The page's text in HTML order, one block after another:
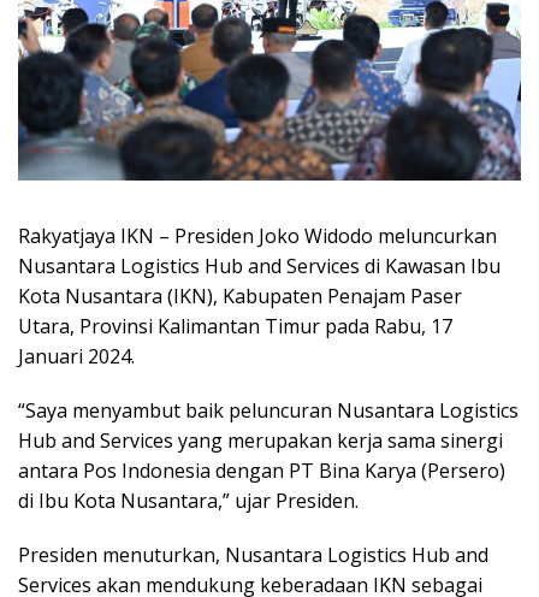
Rakyatjaya IKN – Presiden Joko Widodo meluncurkan
Nusantara Logistics Hub and Services di Kawasan Ibu
Kota Nusantara (IKN), Kabupaten Penajam Paser
Utara, Provinsi Kalimantan Timur pada Rabu, 17
Januari 2024.
“Saya menyambut baik peluncuran Nusantara Logistics
Hub and Services yang merupakan kerja sama sinergi
antara Pos Indonesia dengan PT Bina Karya (Persero)
di Ibu Kota Nusantara,” ujar Presiden.
Presiden menuturkan, Nusantara Logistics Hub and
Services akan mendukung keberadaan IKN sebagai